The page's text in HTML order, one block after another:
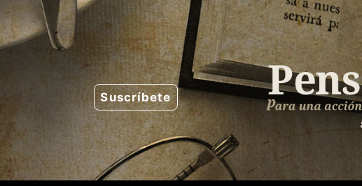
Saltar
al
contenido
Suscríbete